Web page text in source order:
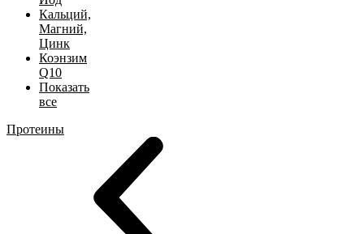
Кальций,
Магний,
Цинк
Коэнзим
Q10
Показать
все
Протеины